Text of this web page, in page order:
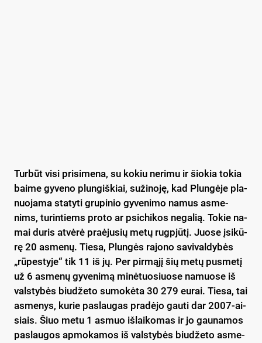
Tur­būt vi­si pri­si­me­na, su ko­kiu ne­ri­mu ir šio­kia to­kia
bai­me gy­ve­no plun­giš­kiai, su­ži­no­ję, kad Plun­gė­je pla­
nuo­ja­ma sta­ty­ti gru­pi­nio gy­ve­ni­mo na­mus as­me­
nims, tu­rin­tiems pro­to ar psi­chi­kos ne­ga­lią. To­kie na­
mai du­ris at­vė­rė praė­ju­sių me­tų rugp­jū­tį. Juo­se įsi­kū­
rę 20 as­me­nų. Tie­sa, Plun­gės ra­jo­no sa­vi­val­dy­bės
„rū­pes­ty­je“ tik 11 iš jų. Per pir­mą­jį šių me­tų pus­me­tį
už 6 as­me­nų gy­ve­ni­mą mi­nė­tuo­siuo­se na­muo­se iš
vals­ty­bės biu­dže­to su­mo­kė­ta 30 279 eu­rai. Tie­sa, tai
as­me­nys, ku­rie pa­slau­gas pra­dė­jo gau­ti dar 2007-ai­
siais. Šiuo me­tu 1 as­muo iš­lai­ko­mas ir jo gau­na­mos
pa­slau­gos ap­mo­ka­mos iš vals­ty­bės biu­dže­to as­me­